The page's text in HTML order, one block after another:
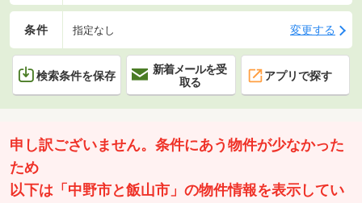
条件 指定なし 変更する
検索条件を保存
新着メールを受
取る
アプリで探す
申し訳ございません。条件にあう物件が少なかった
ため
以下は「中野市と飯山市」の物件情報を表示してい